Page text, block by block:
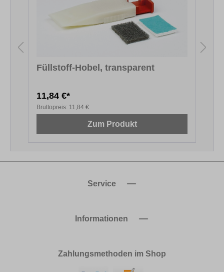
Füllstoff-Hobel, transparent
11,84 €*
Bruttopreis: 11,84 €
Zum Produkt
Service
Informationen
Zahlungsmethoden im Shop